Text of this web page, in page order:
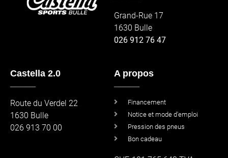
Grand-Rue 17
1630 Bulle
026 912 76 47
Castella 2.0
Route du Verdel 22
1630 Bulle
026 913 70 00
A propos
Financement
Notice et mode d'emploi
Pression des pneus
Bon cadeau